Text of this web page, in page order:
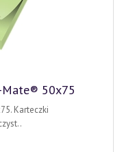
Mate® 50x75
Karteczki